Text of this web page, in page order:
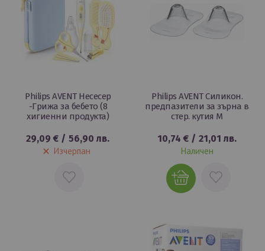
Philips AVENT Несесер
-Грижа за бебето (8
хигиенни продукта)
29,09 € / 56,90 лв.
Изчерпан
ДОБАВИ
Philips AVENT Силикон.
предпазители за зърна в
стер. кутия M
10,74 € / 21,01 лв.
Наличен
ДОБАВИ